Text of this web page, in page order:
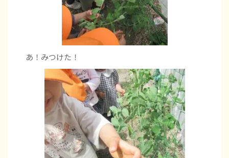
あ！みつけた！